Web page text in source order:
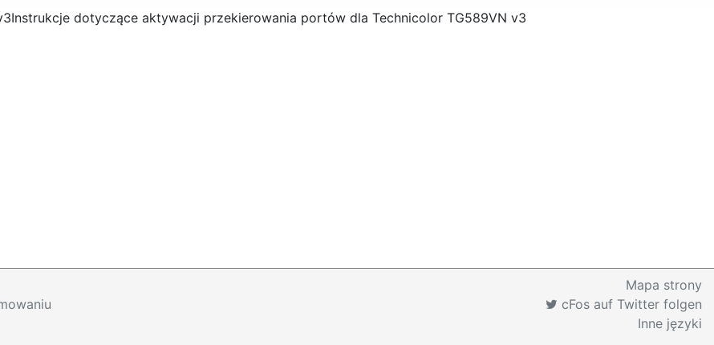
Instrukcje dotyczące aktywacji przekierowania portów dla Technicolor TG589VN v3
Mapa strony
cFos auf Twitter folgen
Inne języki